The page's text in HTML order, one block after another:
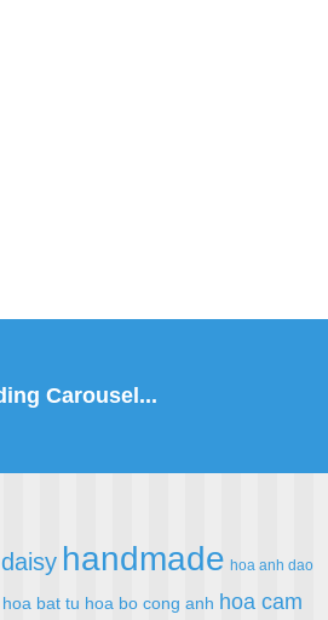
daisy handmade hoa anh dao
hoa bat tu hoa bo cong anh hoa cam